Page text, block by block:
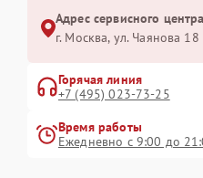
Адрес сервисного
г. Москва, ул. Чаянова 18
Горячая линия
+7 (495) 023-73-25
Время работы
Ежедневно с 9:00 до